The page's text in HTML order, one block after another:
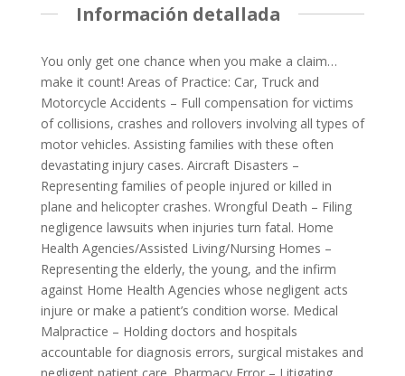
Información detallada
You only get one chance when you make a claim…
make it count! Areas of Practice: Car, Truck and
Motorcycle Accidents – Full compensation for victims
of collisions, crashes and rollovers involving all types of
motor vehicles. Assisting families with these often
devastating injury cases. Aircraft Disasters –
Representing families of people injured or killed in
plane and helicopter crashes. Wrongful Death – Filing
negligence lawsuits when injuries turn fatal. Home
Health Agencies/Assisted Living/Nursing Homes –
Representing the elderly, the young, and the infirm
against Home Health Agencies whose negligent acts
injure or make a patient’s condition worse. Medical
Malpractice – Holding doctors and hospitals
accountable for diagnosis errors, surgical mistakes and